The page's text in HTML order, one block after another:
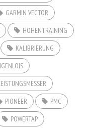
GARMIN VECTOR
HÖHENTRAINING
KALIBRIERUNG
PIONEER
PMC
POWERTAP